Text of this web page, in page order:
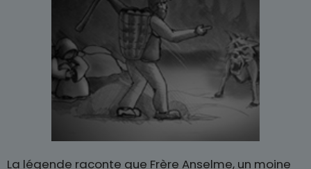
La légende raconte que Frère Anselme, un moine